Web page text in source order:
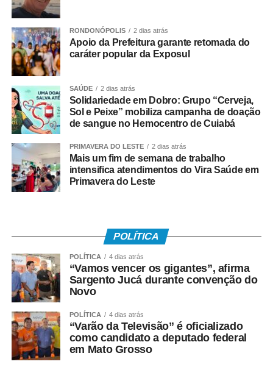
oportunidade de reviver essa lembrança ao lado dos
filhos. A oficina resgata essa tradição, fortalece os
vínculos familiares e mostra que a pipa também é cultura,
educação e esporte”, destaca Gringo.
*O GRINGO DAS PIPAS*
Da infância humilde ao trabalho que transformou vidas, a
história de Gringo Pipas começou quando ele tinha
apenas quatro anos de idade. Fascinado pelas pipas,
aprendeu cedo a confeccioná-las e, aos dez anos, já
produzia modelos para vender de porta em porta. O que
começou como uma brincadeira de infância logo se
tornou seu principal lazer e sua fonte de renda.
próprios materiais, aperfeiçoar técnicas e transformar uma
paixão em profissão. Hoje, além da produção artesanal,
mantém um ateliê especializado, participa de eventos,
festivais e campeonatos e ministra oficinas em diversas
cidades de Mato Grosso e de outros Estados.
O trabalho social também nasceu dessa trajetória. Ao
perceber o interesse das crianças que viviam nas
periferias de Cuiabá, Gringo passou a realizar oficinas
gratuitas em bairros populares e projetos sociais,
RONDONÓPOLIS 2 dias atrás
Apoio da Prefeitura garante retomada do
caráter popular da Exposul
SAÚDE 2 dias atrás
Solidariedade em Dobro: Grupo “Cerveja,
Sol e Peixe” mobiliza campanha de doação
de sangue no Hemocentro de Cuiabá
PRIMAVERA DO LESTE 2 dias atrás
Mais um fim de semana de trabalho
intensifica atendimentos do Vira Saúde em
Primavera do Leste
POLÍTICA
POLÍTICA 4 dias atrás
“Vamos vencer os gigantes”, afirma
Sargento Jucá durante convenção do
Novo
POLÍTICA 4 dias atrás
“Varão da Televisão” é oficializado
como candidato a deputado federal
em Mato Grosso